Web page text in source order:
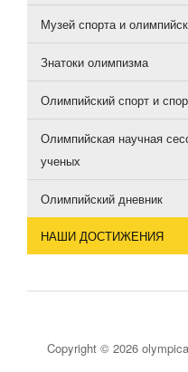
Музей спорта и
Знатоки олимпизма
Олимпийский спорт и
Олимпийская научная
ученых
Олимпийский дневник
НАШИ ДОСТИЖЕНИЯ
Copyright © 2026